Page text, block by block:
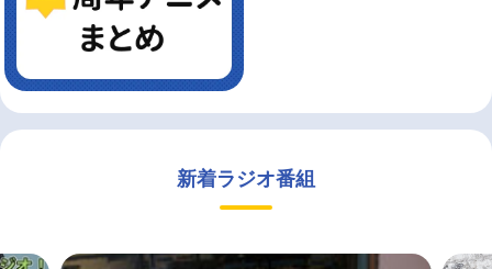
新着ラジオ番組